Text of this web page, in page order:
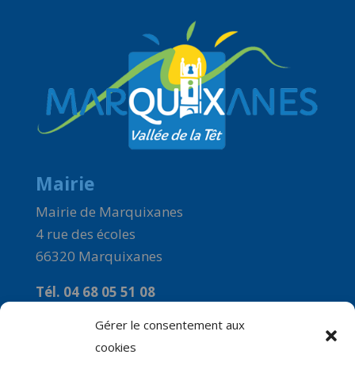
Gérer le consentement aux
cookies
Mairie
Mairie de Marquixanes
4 rue des écoles
66320 Marquixanes
Tél. 04 68 05 51 08